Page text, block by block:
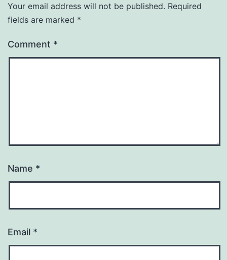
Your email address will not be published. Required
fields are marked *
Comment *
Name *
Email *